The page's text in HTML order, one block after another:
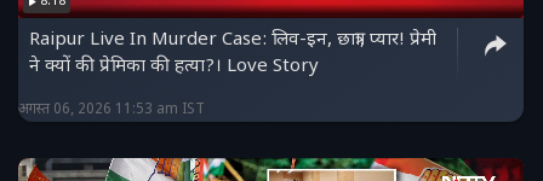
https://twitter.com/NDTVMPCG
Raipur Live In Murder Case: लिव-इन, छात्रा, प्यार! प्रेमी
ने क्यों की प्रेमिका की हत्या?। Love Story
अगस्त 06, 2026 11:53 am IST